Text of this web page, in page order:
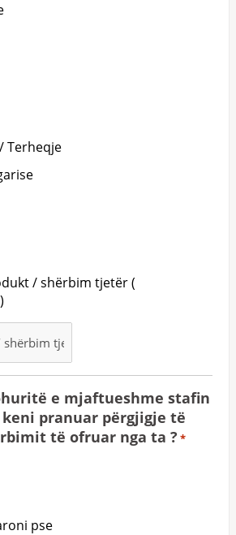
Terheqje
/ shërbim tjetër (
keni pranuar përgjigje të
të ofruar nga ta ? *
pse